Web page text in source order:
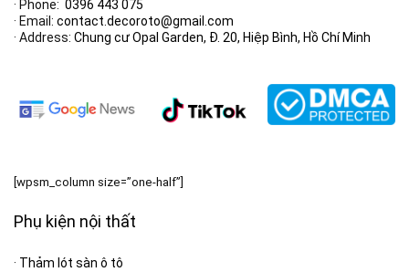
· Phone: 0396 443 075
· Email: contact.decoroto@gmail.com
· Address: Chung cư Opal Garden, Đ. 20, Hiệp Bình, Hồ Chí Minh
[wpsm_column size=”one-half”]
Phụ kiện nội thất
· Thảm lót sàn ô tô